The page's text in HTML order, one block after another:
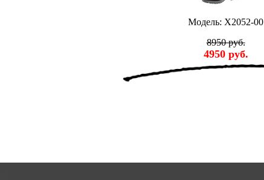
Модель: X2052-00
8950 руб.
4950 руб.